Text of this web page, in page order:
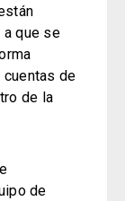
que se
de
de la
de